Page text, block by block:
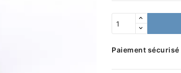
Paiement sécurisé